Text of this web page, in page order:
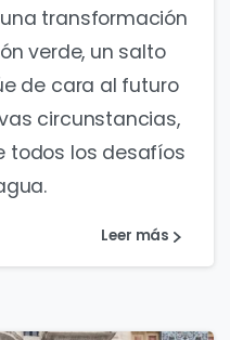
transformación
verde, un salto
de cara al futuro
circunstancias,
todos los desafíos
Leer más